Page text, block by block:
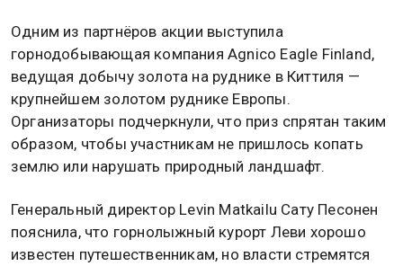
Одним из партнёров акции выступила
горнодобывающая компания Agnico Eagle Finland,
ведущая добычу золота на руднике в Киттиля —
крупнейшем золотом руднике Европы.
Организаторы подчеркнули, что приз спрятан таким
образом, чтобы участникам не пришлось копать
землю или нарушать природный ландшафт.
Генеральный директор Levin Matkailu Сату Песонен
пояснила, что горнолыжный курорт Леви хорошо
известен путешественникам, но власти стремятся